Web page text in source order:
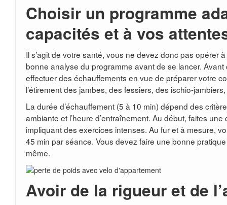
Choisir un programme
capacités et à vos
Il s’agit de votre santé, vous ne devez donc pas opérer
bonne analyse du programme avant de se lancer.
effectuer des échauffements en vue de préparer votre
l’étirement des jambes, des fessiers, des ischio-
La durée d’échauffement (5 à 10 min) dépend des
ambiante et l’heure d’entraînement. Au début, faites
impliquant des exercices intenses. Au fur et à mesure,
45 min par séance. Vous devez faire une bonne
même.
Avoir de la rigueur et de